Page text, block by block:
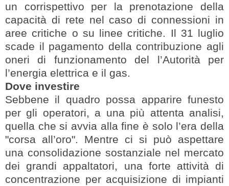
un corrispettivo per la prenotazione della
capacità di rete nel caso di connessioni in
aree critiche o su linee critiche. Il 31 luglio
scade il pagamento della contribuzione agli
oneri di funzionamento del l’Autorità per
l’energia elettrica e il gas.
Dove investire
Sebbene il quadro possa apparire funesto
per gli operatori, a una più attenta analisi,
quella che si avvia alla fine è solo l’era della
"corsa all’oro". Mentre ci si può aspettare
una consolidazione sostanziale nel mercato
dei grandi appaltatori, una forte attività di
concentrazione per acquisizione di impianti